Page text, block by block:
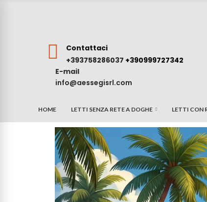
Contattaci
+393758286037 +390999727342
E-mail
info@aessegisrl.com
HOME LETTI SENZA RETE A DOGHE LETTI CON